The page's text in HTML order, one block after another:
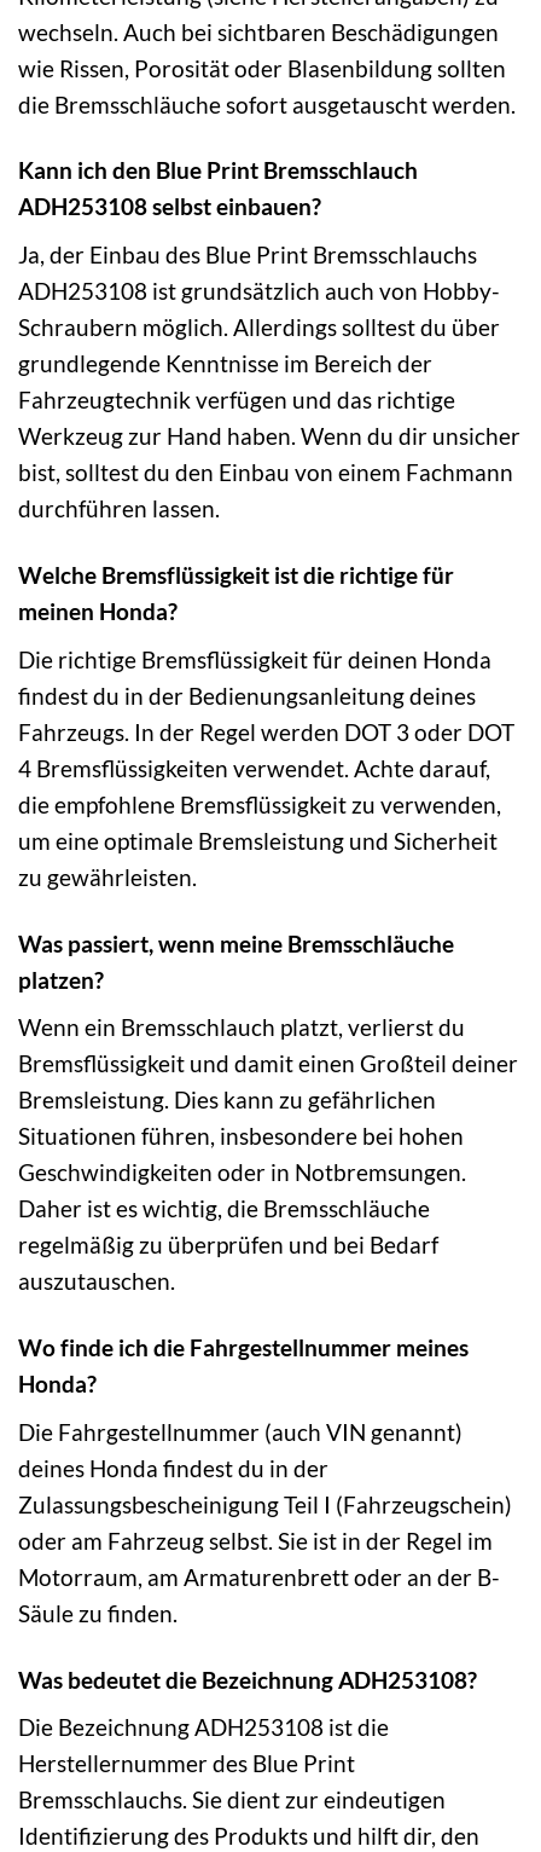
wechseln. Auch bei sichtbaren Beschädigungen
wie Rissen, Porosität oder Blasenbildung sollten
die Bremsschläuche sofort ausgetauscht werden.
Kann ich den Blue Print Bremsschlauch
ADH253108 selbst einbauen?
Ja, der Einbau des Blue Print Bremsschlauchs
ADH253108 ist grundsätzlich auch von Hobby-
Schraubern möglich. Allerdings solltest du über
grundlegende Kenntnisse im Bereich der
Fahrzeugtechnik verfügen und das richtige
Werkzeug zur Hand haben. Wenn du dir unsicher
bist, solltest du den Einbau von einem Fachmann
durchführen lassen.
Welche Bremsflüssigkeit ist die richtige für
meinen Honda?
Die richtige Bremsflüssigkeit für deinen Honda
findest du in der Bedienungsanleitung deines
Fahrzeugs. In der Regel werden DOT 3 oder DOT
4 Bremsflüssigkeiten verwendet. Achte darauf,
die empfohlene Bremsflüssigkeit zu verwenden,
um eine optimale Bremsleistung und Sicherheit
zu gewährleisten.
Was passiert, wenn meine Bremsschläuche
platzen?
Wenn ein Bremsschlauch platzt, verlierst du
Bremsflüssigkeit und damit einen Großteil deiner
Bremsleistung. Dies kann zu gefährlichen
Situationen führen, insbesondere bei hohen
Geschwindigkeiten oder in Notbremsungen.
Daher ist es wichtig, die Bremsschläuche
regelmäßig zu überprüfen und bei Bedarf
auszutauschen.
Wo finde ich die Fahrgestellnummer meines
Honda?
Die Fahrgestellnummer (auch VIN genannt)
deines Honda findest du in der
Zulassungsbescheinigung Teil I (Fahrzeugschein)
oder am Fahrzeug selbst. Sie ist in der Regel im
Motorraum, am Armaturenbrett oder an der B-
Säule zu finden.
Was bedeutet die Bezeichnung ADH253108?
Die Bezeichnung ADH253108 ist die
Herstellernummer des Blue Print
Bremsschlauchs. Sie dient zur eindeutigen
Identifizierung des Produkts und hilft dir, den